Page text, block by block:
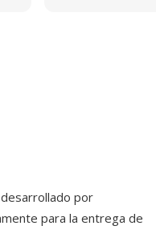
por
para la entrega de